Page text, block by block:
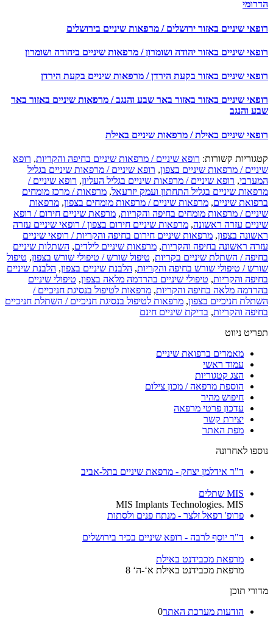
שיניים באזור ירושלים / מרפאות שיניים בירושלים
שיניים באזור יהודה ושומרון / מרפאות שיניים ביהודה ושומרון
שיניים באזור בקעת הירדן / מרפאות שיניים בקעת הירדן
שיניים באזור באזור באר שבע והנגב / מרפאות שיניים באזור באר
והנגב
שיניים באילת / מרפאות שיניים באילת
קשורות:רופא שיניים / מרפאות שיניים בחיפה והקריות,רופא
/ מרפאות שיניים בצפון,רופא שיניים / מרפאות שיניים בגליל
,רופא שיניים / מרפאות שיניים בגליל העליון,רופא שיניים /
שיניים בגליל התחתון ועמק יזרעאל,מרפאות / מרכז מומחים
שיניים,מרפאות שיניים / מרפאות מומחים בצפון,מרפאות
/ מרפאות מומחים בחיפה והקריות,מרפאת שיניים חירום / רופא
עזרה ראשונה,מרפאות שיניים חירום בצפון / רופאי שיניים עזרה
בצפון,מרפאות שיניים חירום בחיפה והקריות / רופאי שיניים
ראשונה בחיפה והקריות,מרפאות שיניים לילדים,השתלות שיניים
/ השתלת שיניים בקריות,טיפול שורש / טיפולי שורש בצפון,טיפול
/ טיפולי שורש בחיפה והקריות,הלבנת שיניים בצפון,הלבנת שיניים
והקריות,טיפולי שיניים בהרדמה מלאה בצפון,טיפולי שיניים
מלאה בחיפה והקריות,מרפאות לטיפול בנסיגת חניכיים /
חניכיים בצפון,מרפאות לטיפול בנסיגת חניכיים / השתלת חניכיים
והקריות,בדיקת שיניים חינם
ניווט
מאמרים ברפואת שיניים
עמוד ראשי
הצג קטגוריות
הוספת מרפאה / מכון צילום
חיפוש מהיר
עדכון פרטי מרפאה
יצירת קשר
מפת האתר
לאחרונה
ד"ר אידלמן יצחק - מרפאת שיניים בתל-אביב
MIS שתלים
MIS Implants Technologies. MIS
פרופ' רפאל זלצר - מנתח פנים ולסתות
ד"ר יוסף לרבה - רופא שיניים בכיר בירושלים
מרפאת מכבידנט באילת
מרפאת מכבידנט באילת א‘-ה‘ 8
תוכן
הודעות מערכת האתר0